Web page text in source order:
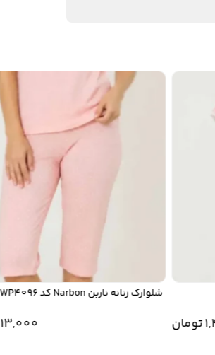
شلوارک زنانه ناربن Narbon کد WP4096
2,113,000